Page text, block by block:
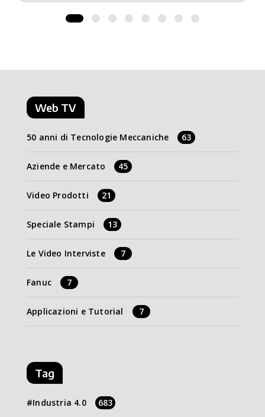
Web TV
50 anni di Tecnologie Meccaniche 63
Aziende e Mercato 45
Video Prodotti 21
Speciale Stampi 13
Le Video Interviste 7
Fanuc 7
Applicazioni e Tutorial 7
Tag
Industria 4.0 683